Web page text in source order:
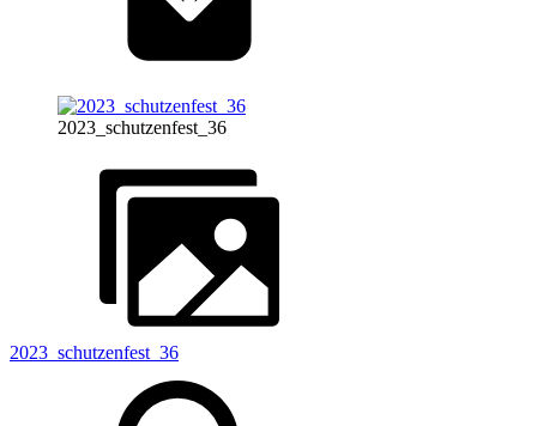
2023_schutzenfest_36
2023_schutzenfest_36